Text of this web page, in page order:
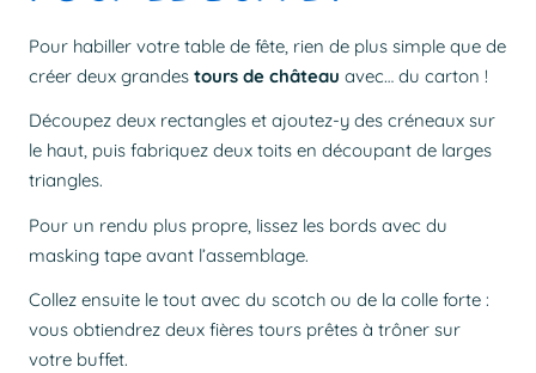
Pour habiller votre table de fête, rien de plus simple que de
créer deux grandes tours de château avec… du carton !
Découpez deux rectangles et ajoutez-y des créneaux sur
le haut, puis fabriquez deux toits en découpant de larges
triangles.
Pour un rendu plus propre, lissez les bords avec du
masking tape avant l’assemblage.
Collez ensuite le tout avec du scotch ou de la colle forte :
vous obtiendrez deux fières tours prêtes à trôner sur
votre buffet.